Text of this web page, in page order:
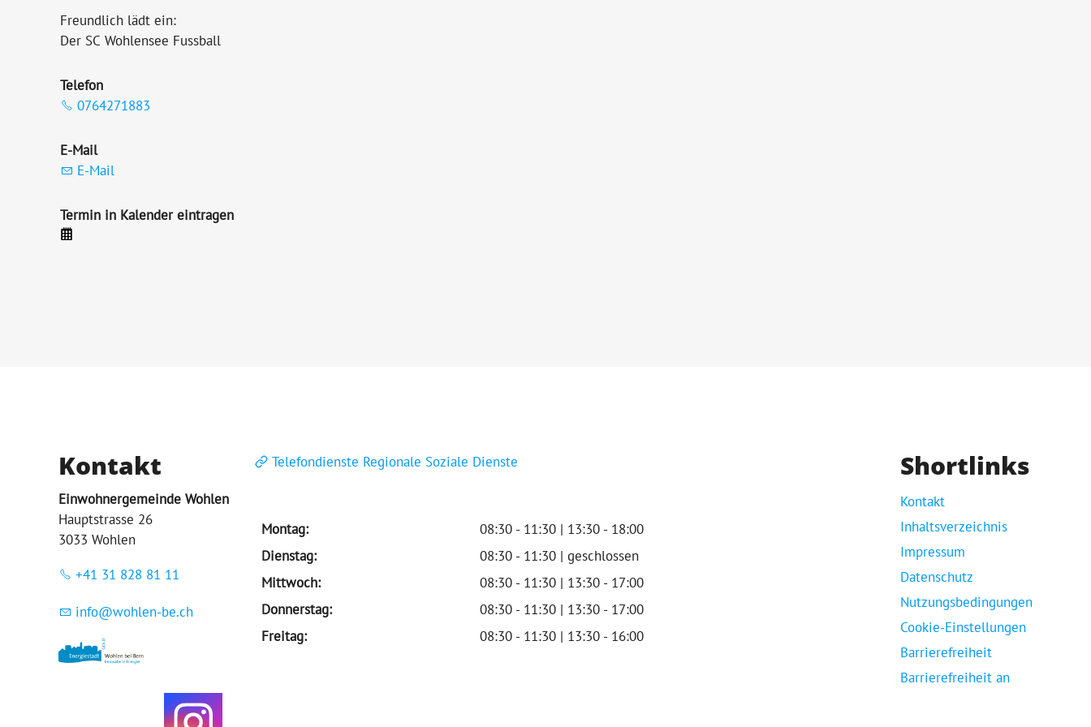
Freundlich lädt ein:
Der SC Wohlensee Fussball
Telefon
0764271883
E-Mail
E-Mail
Termin in Kalender eintragen
Kontakt
Einwohnergemeinde Wohlen
Hauptstrasse 26
3033 Wohlen
+41 31 828 81 11
nf w hl n-b ch
Telefondienste Regionale Soziale Dienste
Montag:
08:30 - 11:30 | 13:30 - 18:00
Dienstag:
08:30 - 11:30 | geschlossen
Mittwoch:
08:30 - 11:30 | 13:30 - 17:00
Donnerstag:
08:30 - 11:30 | 13:30 - 17:00
Freitag:
08:30 - 11:30 | 13:30 - 16:00
Shortlinks
Kontakt
Inhaltsverzeichnis
Impressum
Datenschutz
Nutzungsbedingungen
Cookie-Einstellungen
Barrierefreiheit
Barrierefreiheit an